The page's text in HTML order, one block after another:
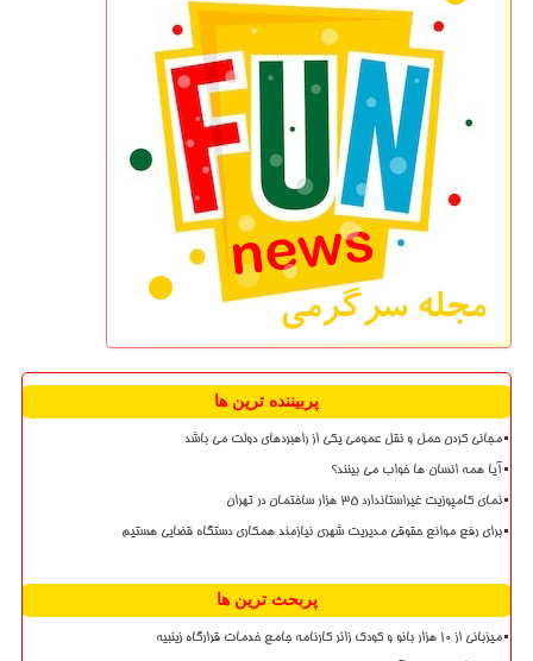
پربیننده ترین ها
مجانی کردن حمل و نقل عمومی یکی از راهبردهای دولت می باشد
آیا همه انسان ها خواب می بینند؟
نمای کامپوزیت غیراستاندارد ۳۵ هزار ساختمان در تهران
برای رفع موانع حقوقی مدیریت شهری نیازمند همکاری دستگاه قضایی هستیم
پربحث ترین ها
میزبانی از ۱۰ هزار بانو و کودک زائر کارنامه جامع خدمات قرارگاه زینبیه